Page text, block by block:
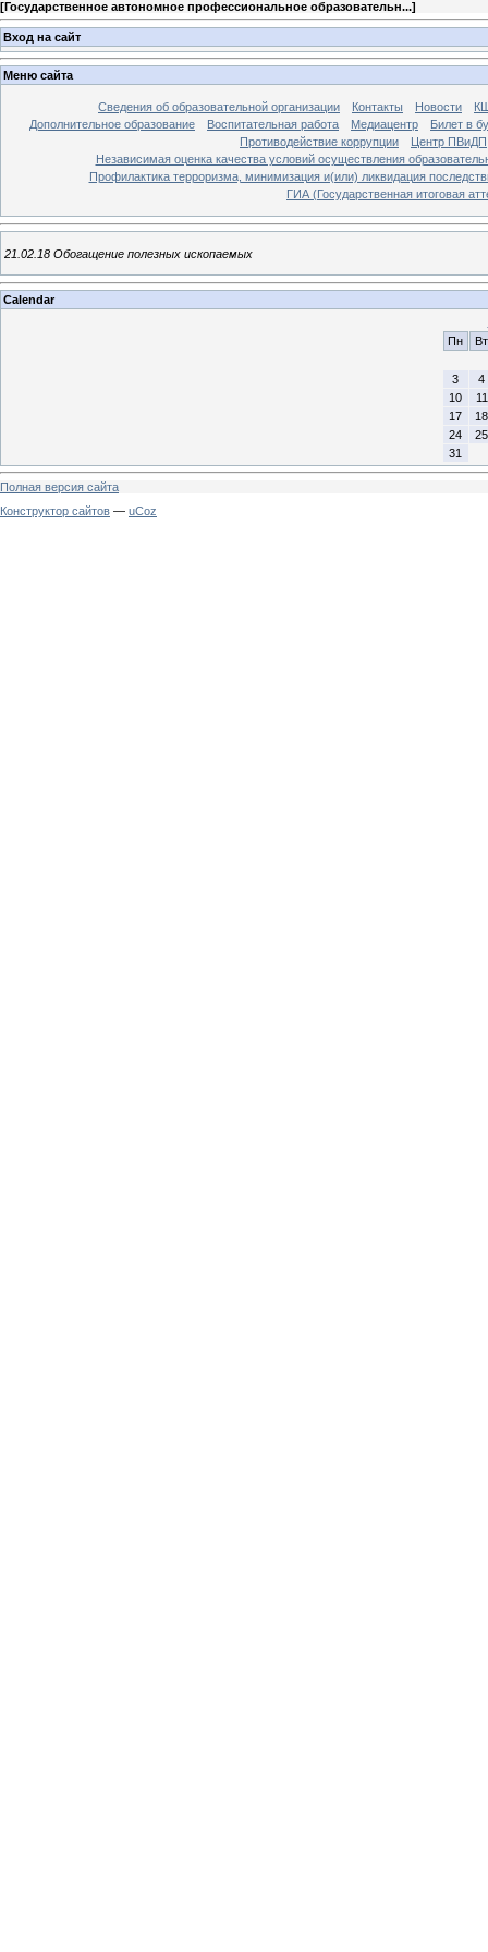
[Государственное автономное профессиональное образовательн...]
Вход на сайт
Меню сайта
Сведения об образовательной организации Контакты Новости
Дополнительное образование
Воспитательная работа Медиацентр
Билет в
Противодействие коррупции
Центр ПВиДП
Независимая оценка качества условий осуществления
Профилактика терроризма, минимизация и(или) ликвидация
ГИА (Государственная итоговая
21.02.18 Обогащение полезных ископаемых
Calendar
Пн
Вт
3
4
10
11
17
18
24
25
31
Полная версия сайта
Конструктор сайтов — uCoz